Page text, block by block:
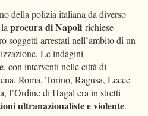
della polizia italiana da diverso
procura di Napoli richiese
soggetti arrestati nell’ambito di un
Le indagini
, con interventi nelle città di
Roma, Torino, Ragusa, Lecce
l’Ordine di Hagal era in stretti
ultranazionaliste e violente.